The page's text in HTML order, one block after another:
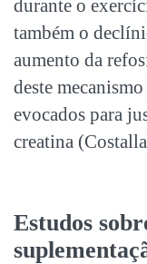
durante o
também o
aumento da
deste
evocados para
creatina
Estudos